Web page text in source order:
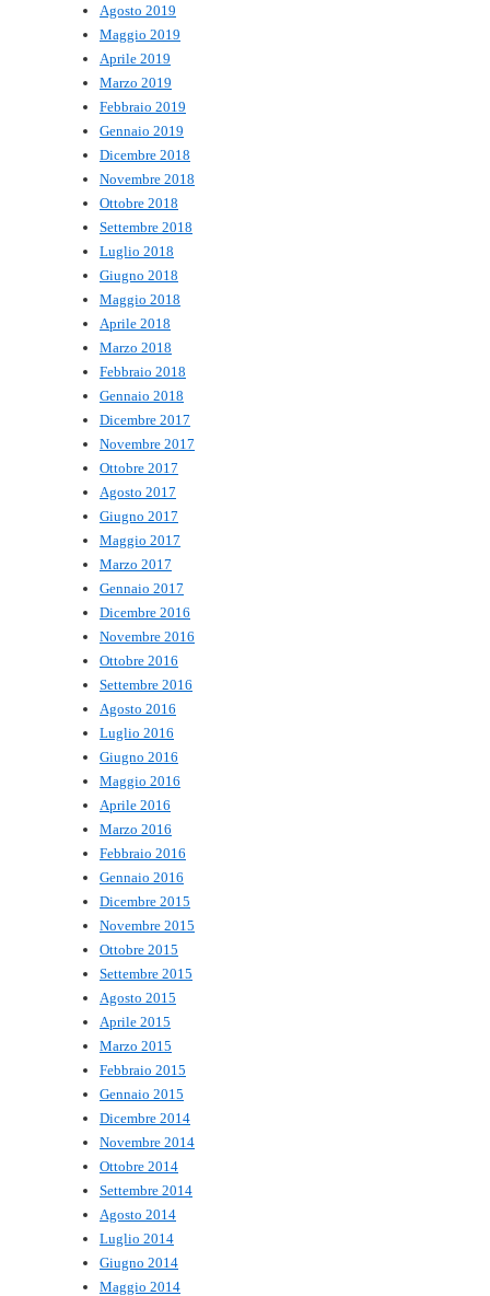
Agosto 2019
Maggio 2019
Aprile 2019
Marzo 2019
Febbraio 2019
Gennaio 2019
Dicembre 2018
Novembre 2018
Ottobre 2018
Settembre 2018
Luglio 2018
Giugno 2018
Maggio 2018
Aprile 2018
Marzo 2018
Febbraio 2018
Gennaio 2018
Dicembre 2017
Novembre 2017
Ottobre 2017
Agosto 2017
Giugno 2017
Maggio 2017
Marzo 2017
Gennaio 2017
Dicembre 2016
Novembre 2016
Ottobre 2016
Settembre 2016
Agosto 2016
Luglio 2016
Giugno 2016
Maggio 2016
Aprile 2016
Marzo 2016
Febbraio 2016
Gennaio 2016
Dicembre 2015
Novembre 2015
Ottobre 2015
Settembre 2015
Agosto 2015
Aprile 2015
Marzo 2015
Febbraio 2015
Gennaio 2015
Dicembre 2014
Novembre 2014
Ottobre 2014
Settembre 2014
Agosto 2014
Luglio 2014
Giugno 2014
Maggio 2014